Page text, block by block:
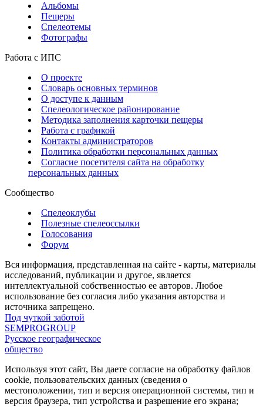
Альбомы
Пещеры
Спелеотемы
Фотографы
Работа с ИПС
О проекте
Словарь основных терминов
О доступе к данным
Спелеологическое районирование
Методика заполнения карточки пещеры
Работа с графикой
Контакты администраторов
Политика обработки персональных данных
Согласие посетителя сайта на обработку
персональных данных
Сообщество
Спелеоклубы
Полезные спелеоссылки
Голосования
Форум
Вся информация, представленная на сайте - карты, материалы
исследований, публикации и другое, является
интеллектуальной собственностью ее авторов. Любое
использование без согласия либо указания авторства и
источника запрещено.
Под чуткой заботой
SEMPROGROUP
Русское географическое
общество
Используя этот сайт, Вы даете согласие на обработку файлов
cookie, пользовательских данных (сведения о
местоположении, тип и версия операционной системы, тип и
версия браузера, тип устройства и разрешение его экрана;